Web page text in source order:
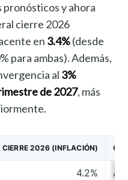
pronósticos y ahora
cierre 2026
en 3.4%(desde
para ambas). Además,
al 3%
de 2027, más
CIERRE 2026 (INFLACIÓN)
4.2%